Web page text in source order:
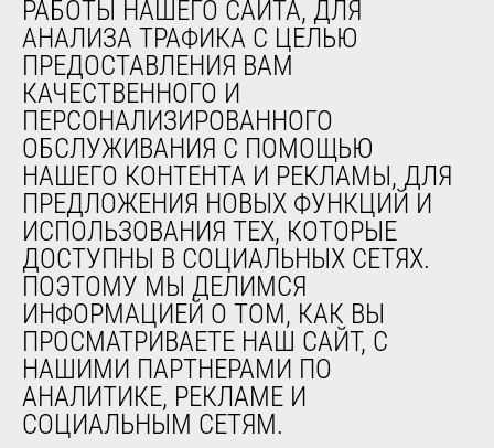
Программное обеспечение для диагностики и
обслуживания
Обучение
Подержанное оборудование
О НАС
Компания
Контакты
Юридическая информация
Мероприятия
Новости
История
General Terms and Conditions of Sale
ДРУГИЕ САЙТЫ ГРУППЫ
РАБОТЫ НАШЕГО САЙТА, ДЛЯ
АНАЛИЗА ТРАФИКА С ЦЕЛЬЮ
ПРЕДОСТАВЛЕНИЯ ВАМ
КАЧЕСТВЕННОГО И
ПЕРСОНАЛИЗИРОВАННОГО
ОБСЛУЖИВАНИЯ С ПОМОЩЬЮ
НАШЕГО КОНТЕНТА И РЕКЛАМЫ, ДЛЯ
ПРЕДЛОЖЕНИЯ НОВЫХ ФУНКЦИЙ И
ИСПОЛЬЗОВАНИЯ ТЕХ, КОТОРЫЕ
ДОСТУПНЫ В СОЦИАЛЬНЫХ СЕТЯХ.
ПОЭТОМУ МЫ ДЕЛИМСЯ
ИНФОРМАЦИЕЙ О ТОМ, КАК ВЫ
ПРОСМАТРИВАЕТЕ НАШ САЙТ, С
НАШИМИ ПАРТНЕРАМИ ПО
АНАЛИТИКЕ, РЕКЛАМЕ И
СОЦИАЛЬНЫМ СЕТЯМ.